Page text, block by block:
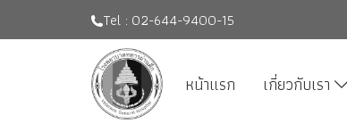
Tel : 02-644-9400-15
หน้าแรก เกี่ยวกับเรา